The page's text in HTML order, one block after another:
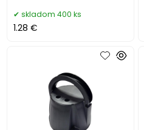
skladom 400 ks
1.28 €